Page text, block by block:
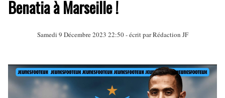
Benatia à Marseille !
Samedi 9 Décembre 2023 22:50 - écrit par Rédaction JF